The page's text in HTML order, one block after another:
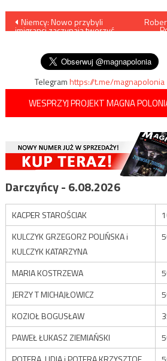
Nawigacja
Niemcy: Nowo przybyli
imigranci zaczynają tworzyć
Telegramhttps://t.me/magnapolonia
WESPRZYJ PROJEKT MAGNA
Darczyńcy - 6.08.2026
KACPER STAROŚCIAK
KULCZYK GRZEGORZ POLIŃSKA i
KULCZYK KATARZYNA
MARIA KOSTRZEWA
JERZY T MICHAJŁOWICZ
KOZIOŁ BOGUSŁAW
PAWEŁ ŁUKASZ ZIEMIAŃSKI